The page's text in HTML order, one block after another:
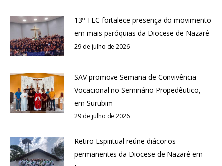
13º TLC fortalece presença do movimento
em mais paróquias da Diocese de Nazaré
29 de julho de 2026
SAV promove Semana de Convivência
Vocacional no Seminário Propedêutico,
em Surubim
29 de julho de 2026
Retiro Espiritual reúne diáconos
permanentes da Diocese de Nazaré em